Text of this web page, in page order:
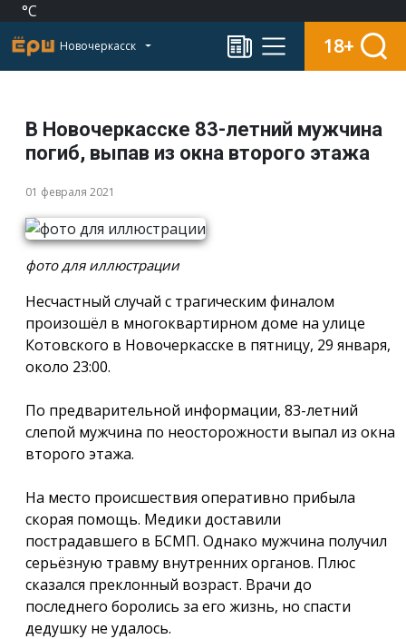
°C
Новочеркасск 18+
В Новочеркасске 83-летний мужчина
погиб, выпав из окна второго этажа
01 февраля 2021
фото для иллюстрации
Несчастный случай с трагическим финалом
произошёл в многоквартирном доме на улице
Котовского в Новочеркасске в пятницу, 29 января,
около 23:00.
По предварительной информации, 83-летний
слепой мужчина по неосторожности выпал из окна
второго этажа.
На место происшествия оперативно прибыла
скорая помощь. Медики доставили
пострадавшего в БСМП. Однако мужчина получил
серьёзную травму внутренних органов. Плюс
сказался преклонный возраст. Врачи до
последнего боролись за его жизнь, но спасти
дедушку не удалось.